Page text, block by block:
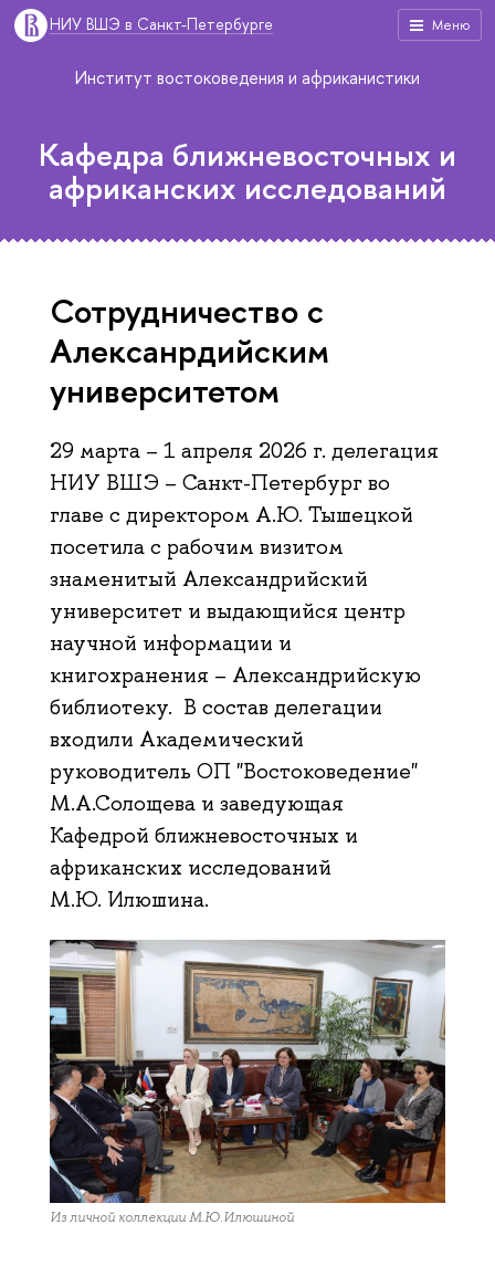
Меню
НИУ ВШЭ в Санкт-Петербурге
Институт востоковедения и африканистики
Кафедра ближневосточных и
африканских исследований
Сотрудничество с
Алексанрдийским
университетом
29 марта – 1 апреля 2026 г. делегация
НИУ ВШЭ – Санкт-Петербург во
главе с директором А.Ю. Тышецкой
посетила с рабочим визитом
знаменитый Александрийский
университет и выдающийся центр
научной информации и
книгохранения – Александрийскую
библиотеку. В состав делегации
входили Академический
руководитель ОП "Востоковедение"
М.А.Солощева и заведующая
Кафедрой ближневосточных и
африканских исследований
М.Ю. Илюшина.
Из личной коллекции М.Ю.Илюшиной